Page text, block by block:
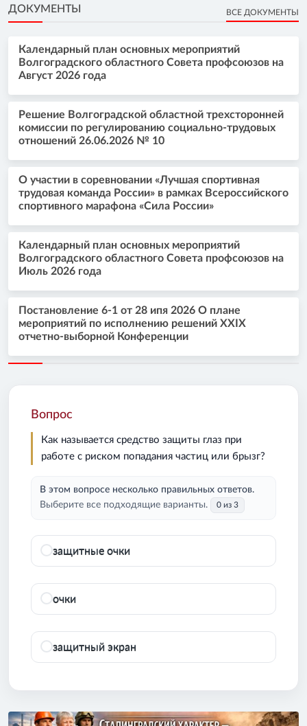
ДОКУМЕНТЫ ВСЕ ДОКУМЕНТЫ
Календарный план основных мероприятий
Волгоградского областного Совета профсоюзов на
Август 2026 года
Решение Волгоградской областной трехсторонней
комиссии по регулированию социально-трудовых
отношений 26.06.2026 № 10
О участии в соревновании «Лучшая спортивная
трудовая команда России» в рамках Всероссийского
спортивного марафона «Сила России»
Календарный план основных мероприятий
Волгоградского областного Совета профсоюзов на
Июль 2026 года
Постановление 6-1 от 28 ипя 2026 О плане
мероприятий по исполнению решений XXIX
отчетно-выборной Конференции
Вопрос
Как называется средство защиты глаз при
работе с риском попадания частиц или брызг?
В этом вопросе несколько правильных ответов.
Выберите все подходящие варианты.
0 из 3
защитные очки
очки
защитный экран